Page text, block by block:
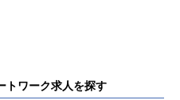
トワーク求人を探す